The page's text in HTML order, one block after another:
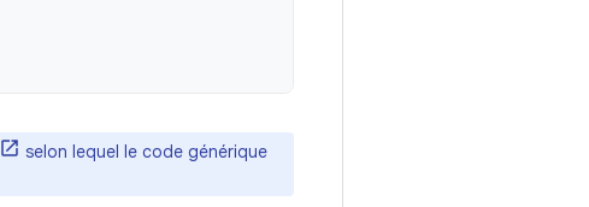
selon lequel le code générique